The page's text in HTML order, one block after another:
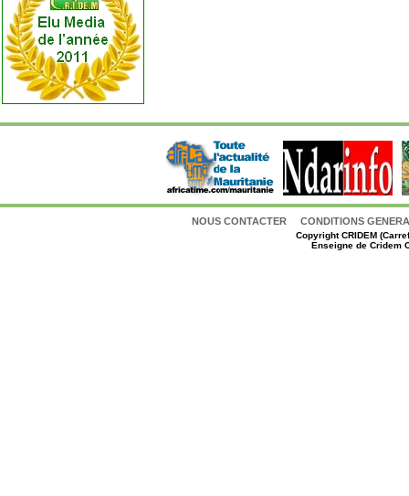
NOUS CONTACTER CONDITIONS
CopyrightCRIDEM
Enseigne de Cridem